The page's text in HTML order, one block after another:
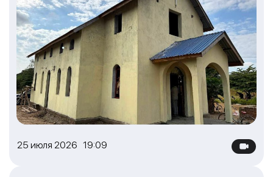
25 июля 2026 19:09